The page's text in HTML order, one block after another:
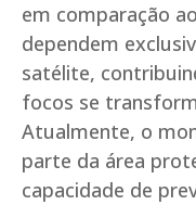
em comparação
dependem
satélite,
focos se
Atualmente, o
parte da área
capacidade de